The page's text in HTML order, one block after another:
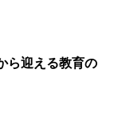
ら迎える教育の